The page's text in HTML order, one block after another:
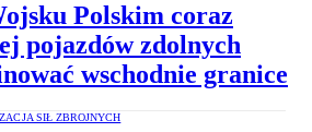
Polskim coraz
pojazdów zdolnych
wschodnie granice
SIŁ ZBROJNYCH